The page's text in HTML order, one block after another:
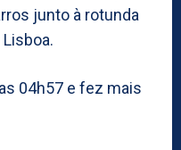
junto à rotunda
04h57 e fez mais